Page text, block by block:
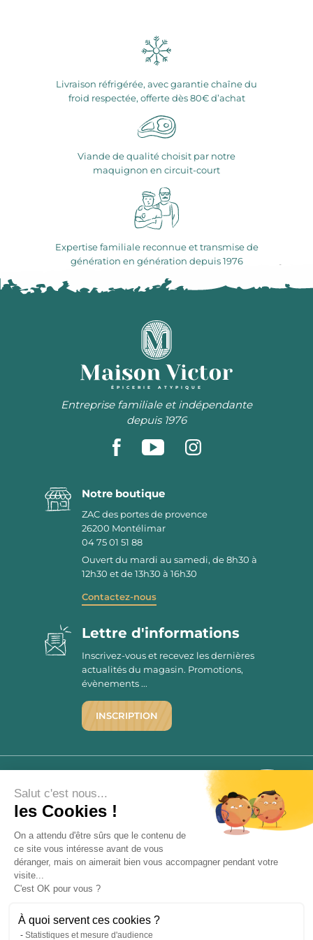
Livraison réfrigérée, avec garantie chaîne du
froid respectée, offerte dès 80€ d’achat
Viande de qualité choisit par notre
maquignon en circuit-court
Expertise familiale reconnue et transmise de
génération en génération depuis 1976
ÉPICERIE ATYPIQUE
Entreprise familiale et indépendante
depuis 1976
Notre boutique
ZAC des portes de provence
26200 Montélimar
04 75 01 51 88
Ouvert du mardi au samedi, de 8h30 à
12h30 et de 13h30 à 16h30
Contactez-nous
2780 AVIS
9.7/10
Lettre d'informations
Inscrivez-vous et recevez les dernières
actualités du magasin. Promotions,
évènements ...
INSCRIPTION
Qui sommes-nous ?
Mentions légales
Politique de confidentialité
FAQ
Salut c'est nous...
les Cookies !
On a attendu d'être sûrs que le contenu de
ce site vous intéresse avant de vous
déranger, mais on aimerait bien vous accompagner pendant votre
visite...
C'est OK pour vous ?
À quoi servent ces cookies ?
Statistiques et mesure d'audience